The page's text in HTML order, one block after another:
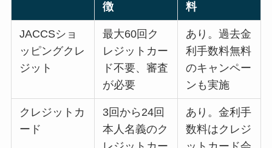
徴
料
JACCSショ
ッピングクレ
ジット
最大60回ク
レジットカー
ド不要、審査
が必要
あり。過去金
利手数料無料
のキャンペー
ンも実施
クレジットカ
ード
3回から24回
本人名義のク
あり。金利手
数料はクレジ